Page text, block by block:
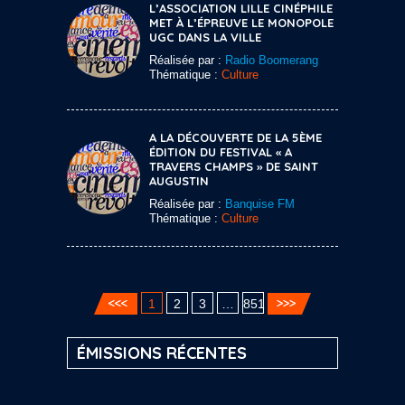
L’ASSOCIATION LILLE CINÉPHILE
MET À L’ÉPREUVE LE MONOPOLE
UGC DANS LA VILLE
Réalisée par : Radio Boomerang
Thématique : Culture
A LA DÉCOUVERTE DE LA 5ÈME
ÉDITION DU FESTIVAL « A
TRAVERS CHAMPS » DE SAINT
AUGUSTIN
Réalisée par : Banquise FM
Thématique : Culture
1 2 3 851
ÉMISSIONS RÉCENTES